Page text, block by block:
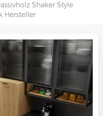
Shaker Style
Hersteller